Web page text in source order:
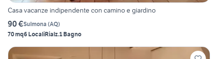
Casa vacanze indipendente con camino e giardino
90 €Sulmona (AQ)
70 mq6 LocaliRialz.1 Bagno